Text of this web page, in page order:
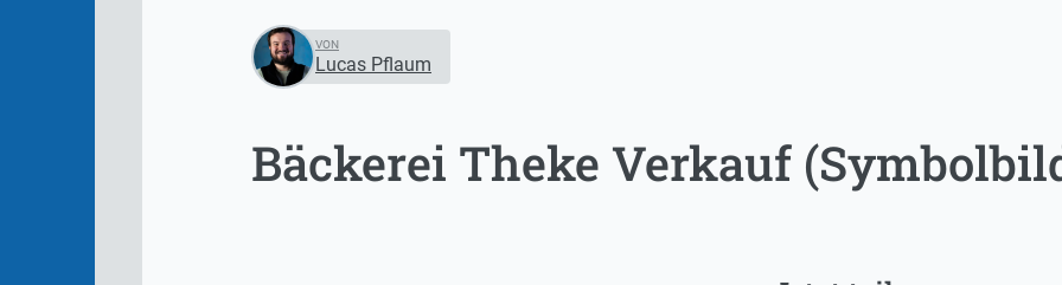
VON
Lucas Pflaum
Bäckerei Theke Verkauf